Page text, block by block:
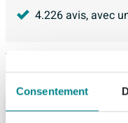
Consentement
4.226avis, avec
Articles similaires